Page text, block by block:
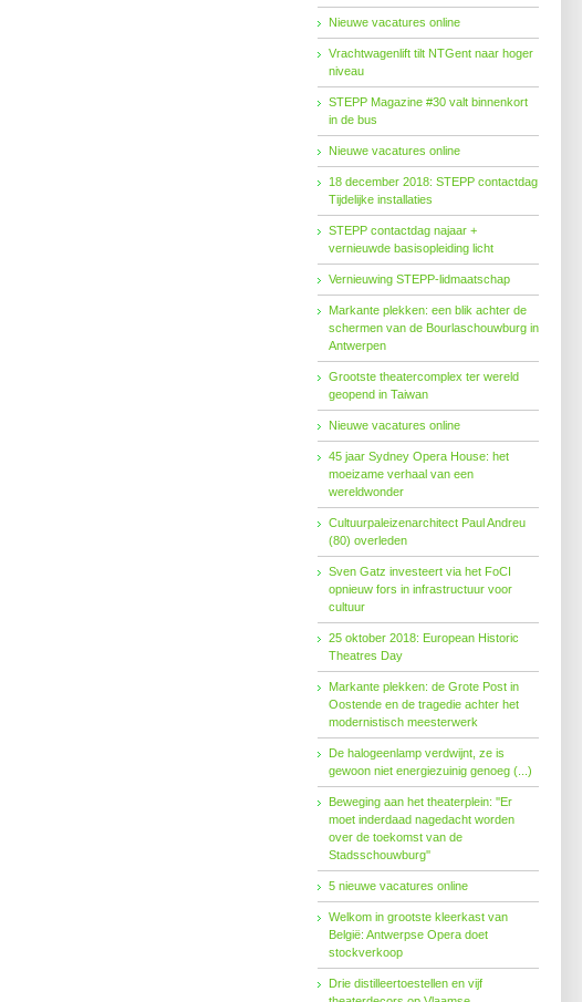
Nieuwe vacatures online
Vrachtwagenlift tilt NTGent naar hoger
niveau
STEPP Magazine #30 valt binnenkort
in de bus
Nieuwe vacatures online
18 december 2018: STEPP contactdag
Tijdelijke installaties
STEPP contactdag najaar +
vernieuwde basisopleiding licht
Vernieuwing STEPP-lidmaatschap
Markante plekken: een blik achter de
schermen van de Bourlaschouwburg in
Antwerpen
Grootste theatercomplex ter wereld
geopend in Taiwan
Nieuwe vacatures online
45 jaar Sydney Opera House: het
moeizame verhaal van een
wereldwonder
Cultuurpaleizenarchitect Paul Andreu
(80) overleden
Sven Gatz investeert via het FoCI
opnieuw fors in infrastructuur voor
cultuur
25 oktober 2018: European Historic
Theatres Day
Markante plekken: de Grote Post in
Oostende en de tragedie achter het
modernistisch meesterwerk
De halogeenlamp verdwijnt, ze is
gewoon niet energiezuinig genoeg (...)
Beweging aan het theaterplein: ''Er
moet inderdaad nagedacht worden
over de toekomst van de
Stadsschouwburg''
5 nieuwe vacatures online
Welkom in grootste kleerkast van
België: Antwerpse Opera doet
stockverkoop
Drie distilleertoestellen en vijf